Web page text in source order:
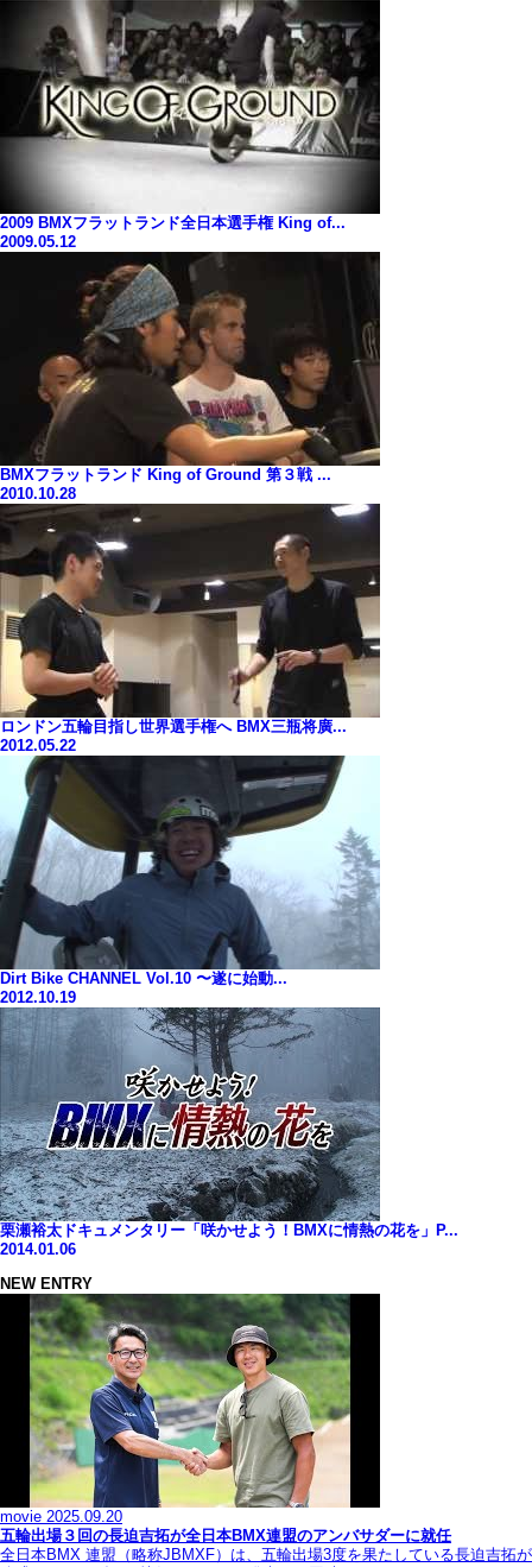
2009 BMXフラットランド全日本選手権 King of...
2009.05.12
BMXフラットランド King of Ground 第３戦 ...
2010.10.28
ロンドン五輪目指し世界選手権へ BMX三瓶将廣...
2012.05.22
Dirt Bike CHANNEL Vol.10 〜遂に始動...
2012.10.19
栗瀬裕太ドキュメンタリー「咲かせよう！BMXに情熱の花を」P...
2014.01.06
NEW ENTRY
movie 2025.09.20
五輪出場３回の長迫吉拓が全日本BMX連盟のアンバサダーに就任
全日本BMX 連盟（略称JBMXF）は、五輪出場3度を果たしている長迫吉拓が